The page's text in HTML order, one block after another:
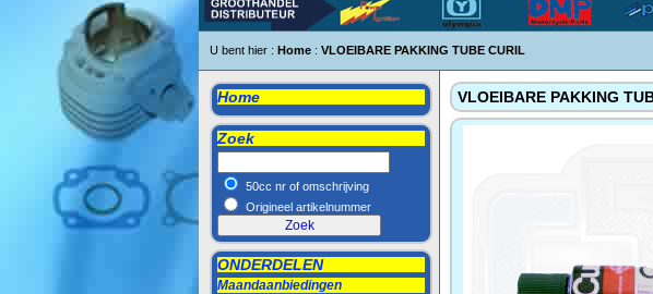
U bent hier : Home : VLOEIBARE PAKKING TUBE CURIL
Home
Zoek
50cc nr of omschrijving
Origineel artikelnummer
ONDERDELEN
Maandaanbiedingen
VLOEIBARE PAKKING